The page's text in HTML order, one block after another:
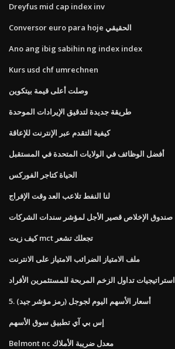
Dreyfus mid cap index inv
Conversor euro para hoje الحقيقي
Ano ang ibig sabihin ng index index
Kurs usd chf umrechnen
وصلت أعلى قيمة بيتكوين
طريقة جديدة لتدقيق الإيرادات الموحدة
كيفية التقدم عبر الإنترنت للإعاقة
أفضل الوظائف في الولايات المتحدة في المستقبل
الحياة كتاجر الفوركس
لنا النفط تلاعب العد وقت الإفراج
صندوق الإخلاص قصير الأجل لمؤشر سندات الشركات
كيف زيت mct تجعلك تشعر
ملف الامتياز الضرائب الامتياز على الانترنت
استراتيجيات تداول الزخم المربحة للمستثمرين الأفراد
5. أسعار الأسهم اليوم لجوجل (رمز مؤشر جيد)
إس بي آي تطبيق سوق الأسهم
Belmont nc معدل ضريبة الأملاك